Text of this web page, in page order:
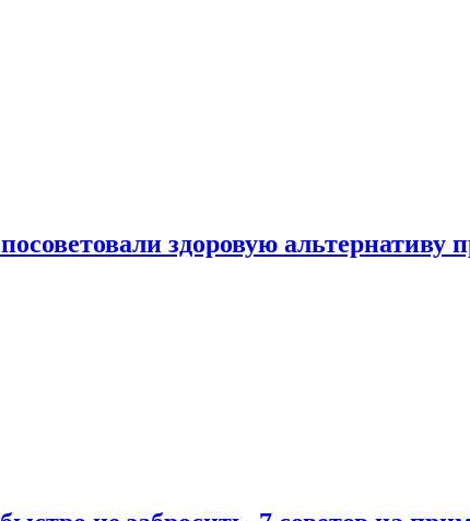
здоровую альтернативу